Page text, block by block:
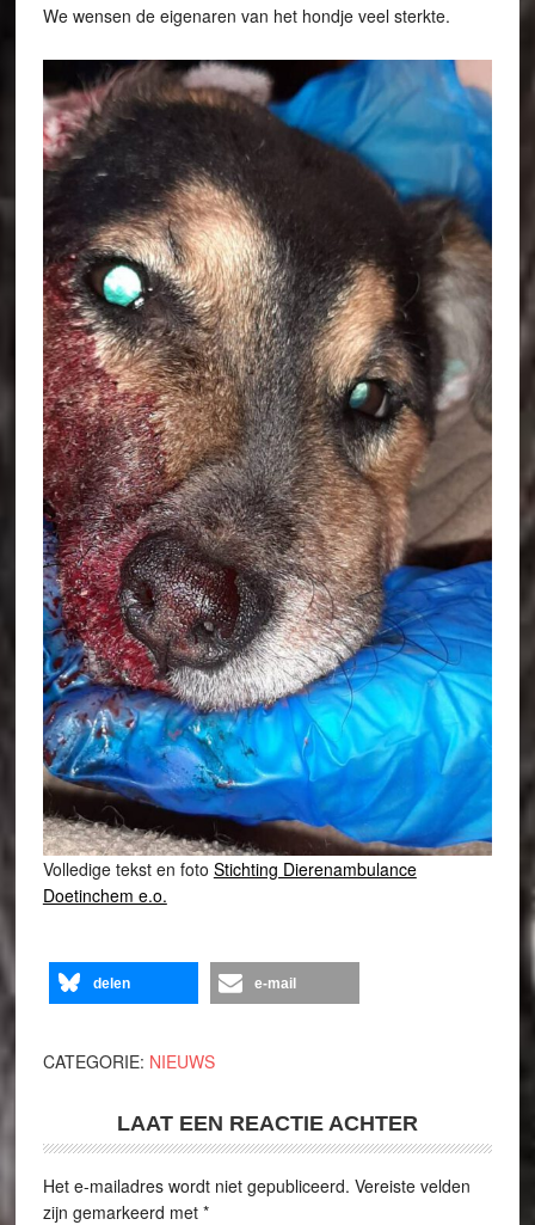
We wensen de eigenaren van het hondje veel sterkte.
Volledige tekst en foto Stichting Dierenambulance
Doetinchem e.o.
delen e-mail
CATEGORIE: NIEUWS
LAAT EEN REACTIE ACHTER
Het e-mailadres wordt niet gepubliceerd. Vereiste velden
zijn gemarkeerd met *